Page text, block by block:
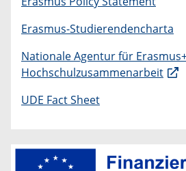
Erasmus-Studierendencharta
Nationale Agentur für
Hochschulzusammenarbeit
UDE Fact Sheet